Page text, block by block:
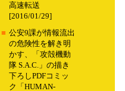
高速転送
[2016/01/29]
■ 公安9課が情報流出
の危険性を解き明
かす、「攻殻機動
隊 S.A.C.」の描き
下ろしPDFコミッ
ク「HUMAN-